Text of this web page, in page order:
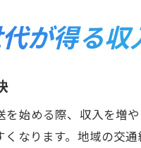
が得る収
始める際、収入を増
なります。地域の交